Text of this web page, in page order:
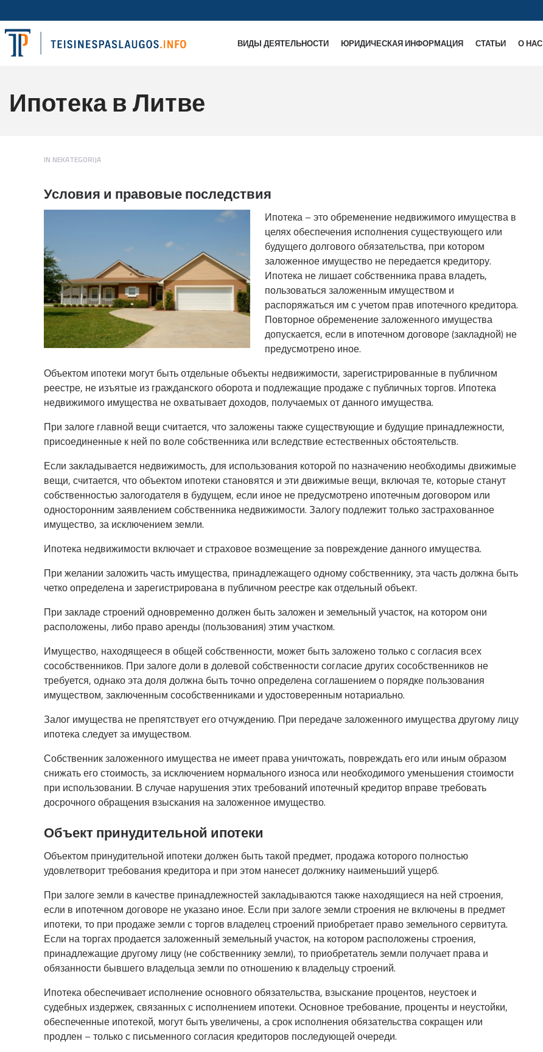
ВИДЫ ДЕЯТЕЛЬНОСТИ ЮРИДИЧЕСКАЯ ИНФОРМАЦИЯ СТАТЬИ О НАС
Ипотека в Литве
IN NEKATEGORIJA
Условия и правовыепоследствия
Ипотека – это обременение недвижимого имущества в
целях обеспечения исполнения существующего или
будущего долгового обязательства, при котором
заложенное имущество не передается кредитору.
Ипотека не лишает собственника права владеть,
пользоваться заложенным имуществом и
распоряжаться им с учетом прав ипотечного кредитора.
Повторное обременение заложенного имущества
допускается, если в ипотечном договоре (закладной) не
предусмотрено иное.
Объектом ипотеки могут быть отдельные объекты недвижимости, зарегистрированные в публичном
реестре, не изъятые из гражданского оборота и подлежащие продаже с публичных торгов. Ипотека
недвижимого имущества не охватывает доходов, получаемых от данного имущества.
При залоге главной вещи считается, что заложены также существующие и будущие принадлежности,
присоединенные к ней по воле собственника или вследствие естественных обстоятельств.
Если закладывается недвижимость, для использования которой по назначению необходимы движимые
вещи, считается, что объектом ипотеки становятся и эти движимые вещи, включая те, которые станут
собственностью залогодателя в будущем, если иное не предусмотрено ипотечным договором или
односторонним заявлением собственника недвижимости. Залогу подлежит только застрахованное
имущество, за исключением земли.
Ипотека недвижимости включает и страховое возмещение за повреждение данного имущества.
При желании заложить часть имущества, принадлежащего одному собственнику, эта часть должна быть
четко определена и зарегистрирована в публичном реестре как отдельный объект.
При закладе строений одновременно должен быть заложен и земельный участок, на котором они
расположены, либо право аренды (пользования) этим участком.
Имущество, находящееся в общей собственности, может быть заложено только с согласия всех
сособственников. При залоге доли в долевой собственности согласие других сособственников не
требуется, однако эта доля должна быть точно определена соглашением о порядке пользования
имуществом, заключенным сособственниками и удостоверенным нотариально.
Залог имущества не препятствует его отчуждению. При передаче заложенного имущества другому лицу
ипотека следует за имуществом.
Собственник заложенного имущества не имеет права уничтожать, повреждать его или иным образом
снижать его стоимость, за исключением нормального износа или необходимого уменьшения стоимости
при использовании. В случае нарушения этих требований ипотечный кредитор вправе требовать
досрочного обращения взыскания на заложенное имущество.
Объект принудительной ипотеки
Объектом принудительной ипотеки должен быть такой предмет, продажа которого полностью
удовлетворит требования кредитора и при этом нанесет должнику наименьший ущерб.
При залоге земли в качестве принадлежностей закладываются также находящиеся на ней строения,
если в ипотечном договоре не указано иное. Если при залоге земли строения не включены в предмет
ипотеки, то при продаже земли с торгов владелец строений приобретает право земельного сервитута.
Если на торгах продается заложенный земельный участок, на котором расположены строения,
принадлежащие другому лицу (не собственнику земли), то приобретатель земли получает права и
обязанности бывшего владельца земли по отношению к владельцу строений.
Ипотека обеспечивает исполнение основного обязательства, взыскание процентов, неустоек и
судебных издержек, связанных с исполнением ипотеки. Основное требование, проценты и неустойки,
обеспеченные ипотекой, могут быть увеличены, а срок исполнения обязательства сокращен или
продлен – только с письменного согласия кредиторов последующей очереди.